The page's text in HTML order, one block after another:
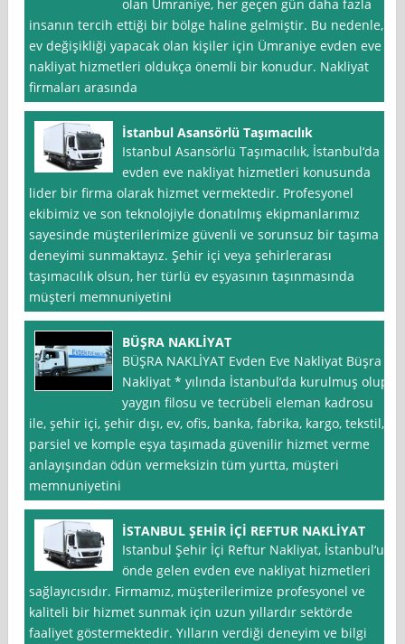
olan Ümraniye, her geçen gün daha fazla
insanın tercih ettiği bir bölge haline gelmiştir. Bu nedenle,
ev değişikliği yapacak olan kişiler için Ümraniye evden eve
nakliyat hizmetleri oldukça önemli bir konudur. Nakliyat
firmaları arasında
İstanbul Asansörlü Taşımacılık
Istanbul Asansörlü Taşımacılık, İstanbul‘da
evden eve nakliyat hizmetleri konusunda
lider bir firma olarak hizmet vermektedir. Profesyonel
ekibimiz ve son teknolojiyle donatılmış ekipmanlarımız
sayesinde müşterilerimize güvenli ve sorunsuz bir taşıma
deneyimi sunmaktayız. Şehir içi veya şehirlerarası
taşımacılık olsun, her türlü ev eşyasının taşınmasında
müşteri memnuniyetini
BÜŞRA NAKLİYAT
BÜŞRA NAKLİYAT Evden Eve Nakliyat Büşra
Nakliyat * yılında İstanbul’da kurulmuş olup,
yaygın filosu ve tecrübeli eleman kadrosu
ile, şehir içi, şehir dışı, ev, ofis, banka, fabrika, kargo, tekstil,
parsiel ve komple eşya taşımada güvenilir hizmet verme
anlayışından ödün vermeksizin tüm yurtta, müşteri
memnuniyetini
İSTANBUL ŞEHİR İÇİ REFTUR NAKLİYAT
Istanbul Şehir İçi Reftur Nakliyat, İstanbul‘un
önde gelen evden eve nakliyat hizmetleri
sağlayıcısıdır. Firmamız, müşterilerimize profesyonel ve
kaliteli bir hizmet sunmak için uzun yıllardır sektörde
faaliyet göstermektedir. Yılların verdiği deneyim ve bilgi